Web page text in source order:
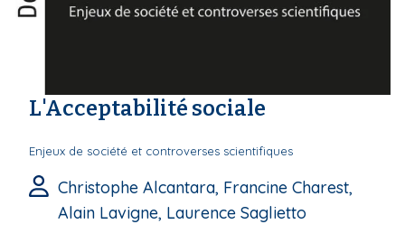
L'Acceptabilité sociale
Enjeux de société et controverses scientifiques
Christophe Alcantara, Francine Charest,
Alain Lavigne, Laurence Saglietto